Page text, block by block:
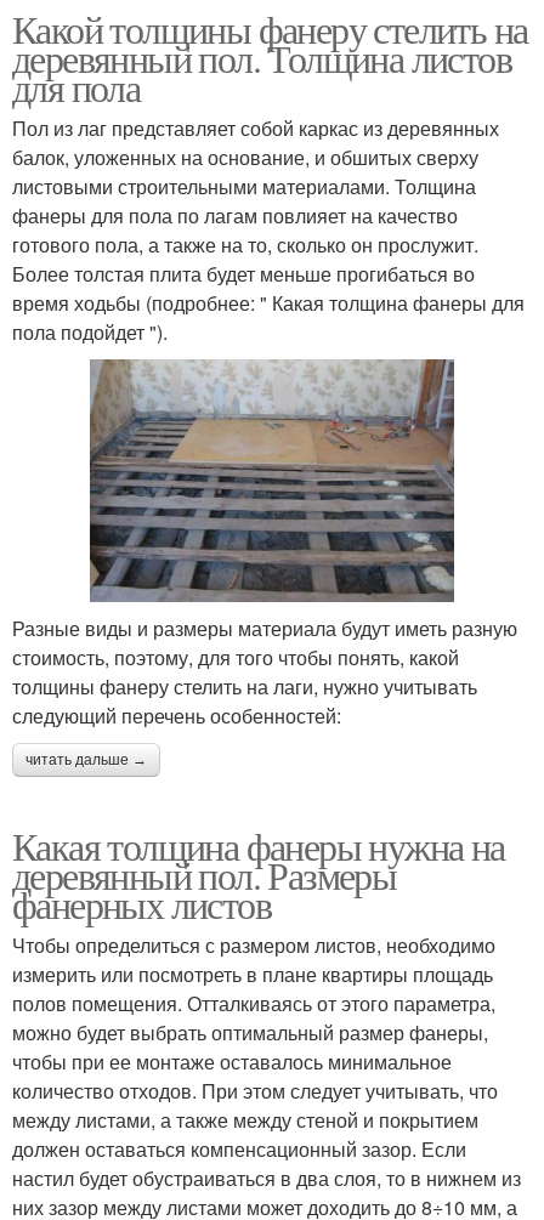
Какой толщины фанеру стелить на
деревянный пол. Толщина листов
для пола
Пол из лаг представляет собой каркас из деревянных
балок, уложенных на основание, и обшитых сверху
листовыми строительными материалами. Толщина
фанеры для пола по лагам повлияет на качество
готового пола, а также на то, сколько он прослужит.
Более толстая плита будет меньше прогибаться во
время ходьбы (подробнее: " Какая толщина фанеры для
пола подойдет ").
Разные виды и размеры материала будут иметь разную
стоимость, поэтому, для того чтобы понять, какой
толщины фанеру стелить на лаги, нужно учитывать
следующий перечень особенностей:
читать дальше →
Какая толщина фанеры нужна на
деревянный пол. Размеры
фанерных листов
Чтобы определиться с размером листов, необходимо
измерить или посмотреть в плане квартиры площадь
полов помещения. Отталкиваясь от этого параметра,
можно будет выбрать оптимальный размер фанеры,
чтобы при ее монтаже оставалось минимальное
количество отходов. При этом следует учитывать, что
между листами, а также между стеной и покрытием
должен оставаться компенсационный зазор. Если
настил будет обустраиваться в два слоя, то в нижнем из
них зазор между листами может доходить до 8÷10 мм, а